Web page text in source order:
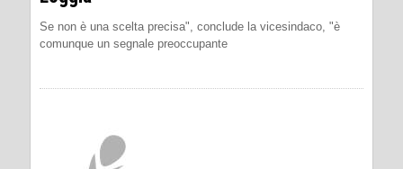
Se non è una scelta precisa", conclude la vicesindaco, "è
comunque un segnale preoccupante